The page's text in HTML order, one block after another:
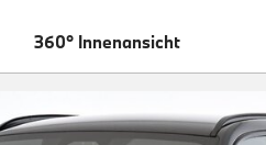
360° Innenansicht